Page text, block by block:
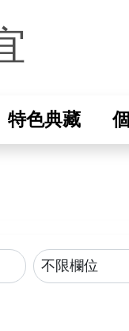
特色典藏
縮小查詢範圍